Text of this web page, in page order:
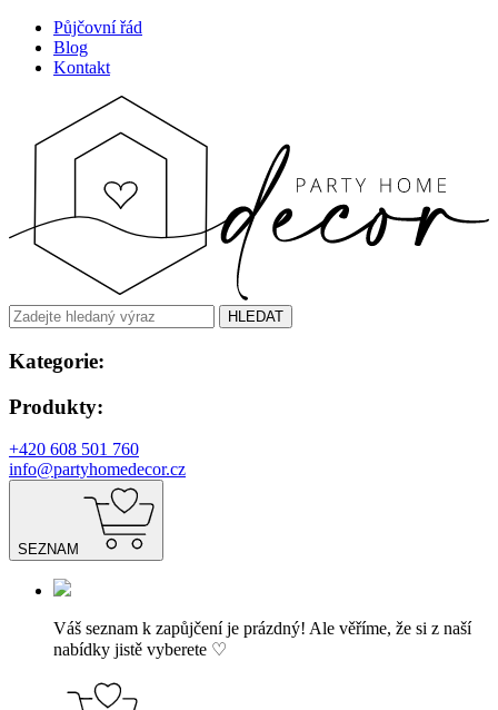
Půjčovní řád
Blog
Kontakt
HLEDAT
Kategorie:
Produkty:
+420 608 501 760
info@partyhomedecor.cz
SEZNAM
Váš seznam k zapůjčení je prázdný! Ale věříme, že si z naší
nabídky jistě vyberete ♡